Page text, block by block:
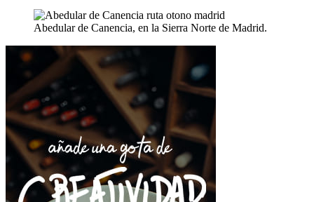
Abedular de Canencia, en la Sierra Norte de Madrid.